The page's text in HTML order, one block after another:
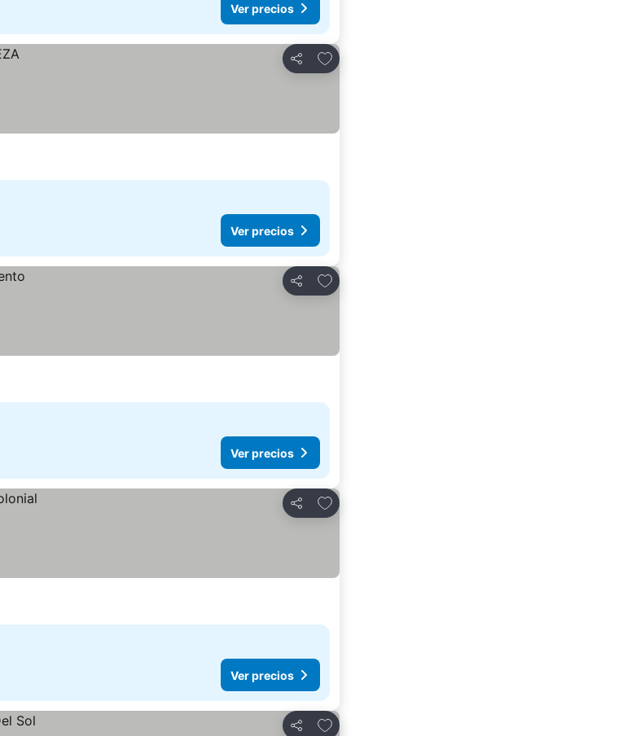
Ver precios
Compartir
Agregar a favoritos
Ver precios
Compartir
Agregar a favoritos
Ver precios
Compartir
Agregar a favoritos
Ver precios
Compartir
Agregar a favoritos